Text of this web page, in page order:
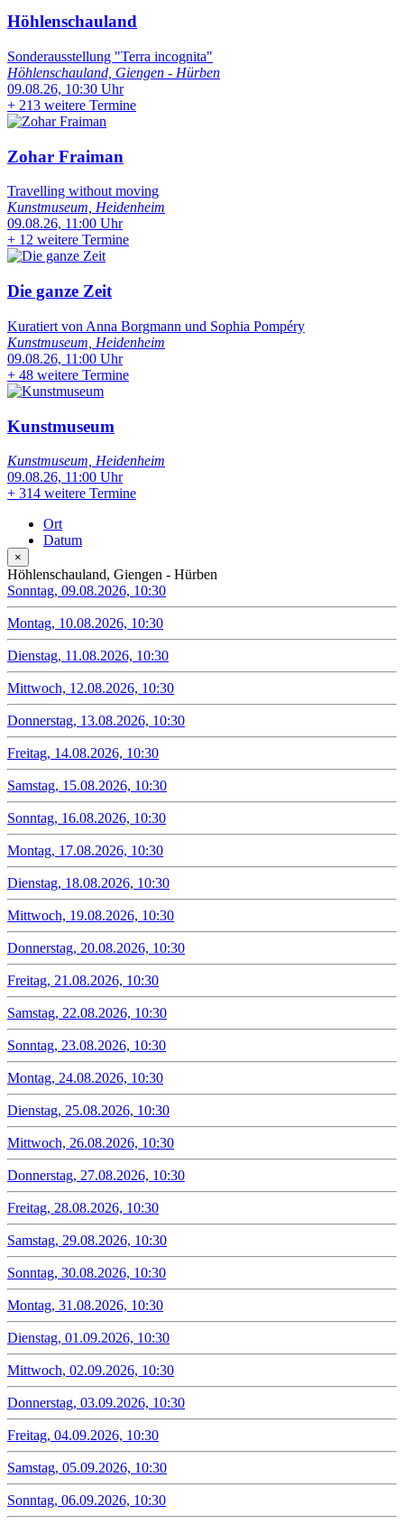
Höhlenschauland
Sonderausstellung "Terra incognita"
Höhlenschauland, Giengen - Hürben
09.08.26, 10:30 Uhr
+ 213 weitere Termine
Zohar Fraiman
Travelling without moving
Kunstmuseum, Heidenheim
09.08.26, 11:00 Uhr
+ 12 weitere Termine
Die ganze Zeit
Kuratiert von Anna Borgmann und Sophia Pompéry
Kunstmuseum, Heidenheim
09.08.26, 11:00 Uhr
+ 48 weitere Termine
Kunstmuseum
Kunstmuseum, Heidenheim
09.08.26, 11:00 Uhr
+ 314 weitere Termine
Ort
Datum
×
Höhlenschauland, Giengen - Hürben
Sonntag, 09.08.2026, 10:30
Montag, 10.08.2026, 10:30
Dienstag, 11.08.2026, 10:30
Mittwoch, 12.08.2026, 10:30
Donnerstag, 13.08.2026, 10:30
Freitag, 14.08.2026, 10:30
Samstag, 15.08.2026, 10:30
Sonntag, 16.08.2026, 10:30
Montag, 17.08.2026, 10:30
Dienstag, 18.08.2026, 10:30
Mittwoch, 19.08.2026, 10:30
Donnerstag, 20.08.2026, 10:30
Freitag, 21.08.2026, 10:30
Samstag, 22.08.2026, 10:30
Sonntag, 23.08.2026, 10:30
Montag, 24.08.2026, 10:30
Dienstag, 25.08.2026, 10:30
Mittwoch, 26.08.2026, 10:30
Donnerstag, 27.08.2026, 10:30
Freitag, 28.08.2026, 10:30
Samstag, 29.08.2026, 10:30
Sonntag, 30.08.2026, 10:30
Montag, 31.08.2026, 10:30
Dienstag, 01.09.2026, 10:30
Mittwoch, 02.09.2026, 10:30
Donnerstag, 03.09.2026, 10:30
Freitag, 04.09.2026, 10:30
Samstag, 05.09.2026, 10:30
Sonntag, 06.09.2026, 10:30